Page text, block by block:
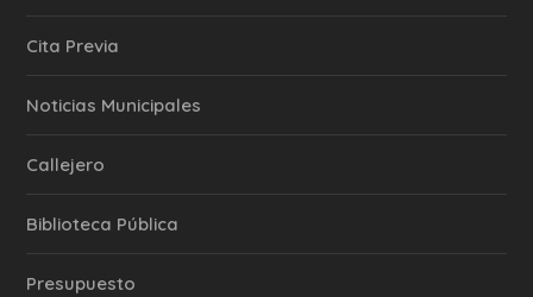
Cita Previa
‎Noticias Municipales
Callejero
Biblioteca Pública
Presupuesto